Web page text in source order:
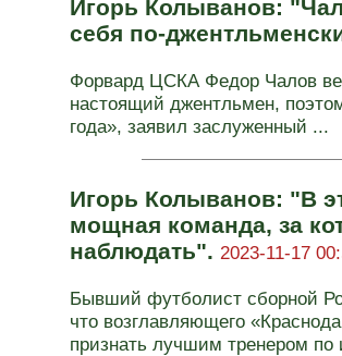
Игорь Колыванов:
себя
Форвард ЦСКА Федор Чалов
настоящий джентльмен,
года», заявил заслуженный ...
Игорь Колыванов: "В
мощная команда, за
наблюдать". 2023-11-17
Бывший футболист сборной
что возглавляющего
признать лучшим тренером по